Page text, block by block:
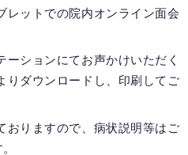
レットでの院内オンライン面会
ーションにてお声かけいただく
りダウンロードし、印刷してご
おりますので、病状説明等はご